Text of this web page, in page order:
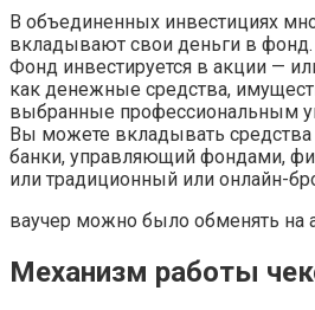
В объединенных инвестициях
вкладывают свои деньги в фонд.
Фонд инвестируется в акции —
как денежные средства,
выбранные профессиональным
Вы можете вкладывать
банки, управляющий фондами,
или традиционный или онлайн-
ваучер можно было обменять на
Механизм работы